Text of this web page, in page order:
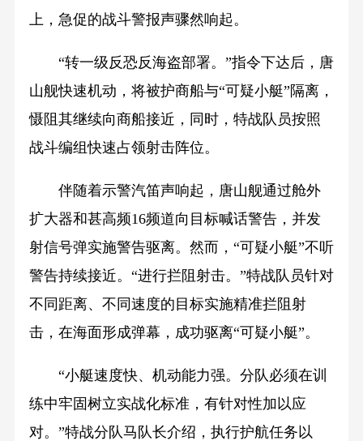
上，急促的战斗警报声骤然响起。
“转一级反恐反海盗部署。”指令下达后，唐
山舰快速机动，将被护商船与“可疑小艇”隔离，
慑阻其继续向商船接近，同时，特战队员按照
战斗编组快速占领射击阵位。
伴随着示警汽笛声响起，唐山舰通过舱外
扩大器和甚高频16频道向目标喊话警告，并发
射信号弹实施警告驱离。然而，“可疑小艇”不听
警告持续接近。“进行拦阻射击。”特战队员针对
不同距离、不同速度的目标实施精准拦阻射
击，在海面形成弹幕，成功驱离“可疑小艇”。
“小艇速度快、机动能力强。分队必须在训
练中牢固树立实战化标准，有针对性加以应
对。”特战分队马队长介绍，执行护航任务以